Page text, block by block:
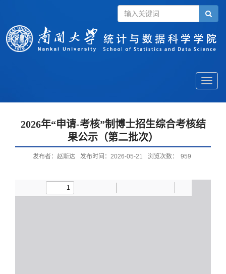
Toggle
2026年“申请-考核”制博士招生综合考核结
果公示（第二批次）
发布者：赵斯达 发布时间：2026-05-21 浏览次数： 959